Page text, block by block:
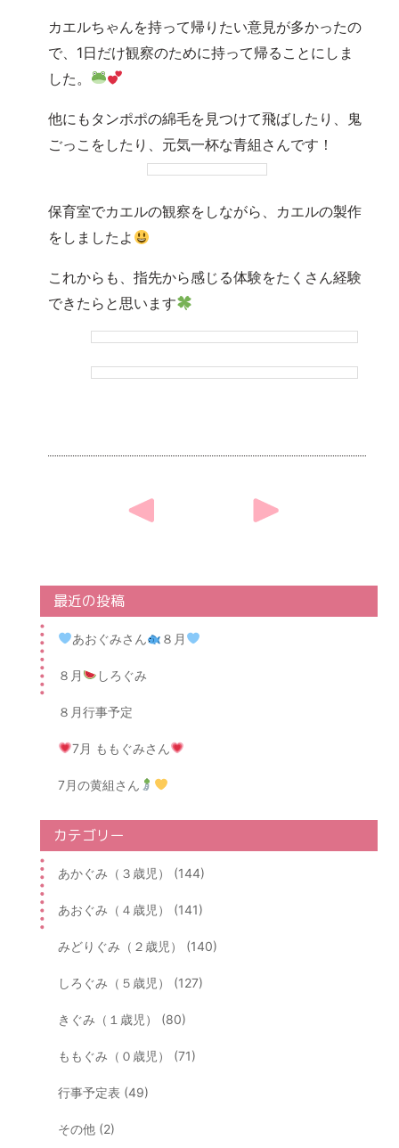
カエルちゃんを持って帰りたい意見が多かったの
で、1日だけ観察のために持って帰ることにしま
した。
他にもタンポポの綿毛を見つけて飛ばしたり、鬼
ごっこをしたり、元気一杯な青組さんです！
保育室でカエルの観察をしながら、カエルの製作
をしましたよ
これからも、指先から感じる体験をたくさん経験
できたらと思います
navigation
最近の投稿
あおぐみさん ８月
８月 しろぐみ
８月行事予定
7月 ももぐみさん
7月の黄組さん
カテゴリー
あかぐみ（３歳児） (144)
あおぐみ（４歳児） (141)
みどりぐみ（２歳児） (140)
しろぐみ（５歳児） (127)
きぐみ（１歳児） (80)
ももぐみ（０歳児） (71)
行事予定表 (49)
その他 (2)